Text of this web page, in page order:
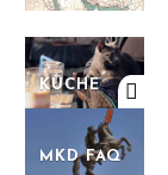
KÜCHE
MKD FAQ